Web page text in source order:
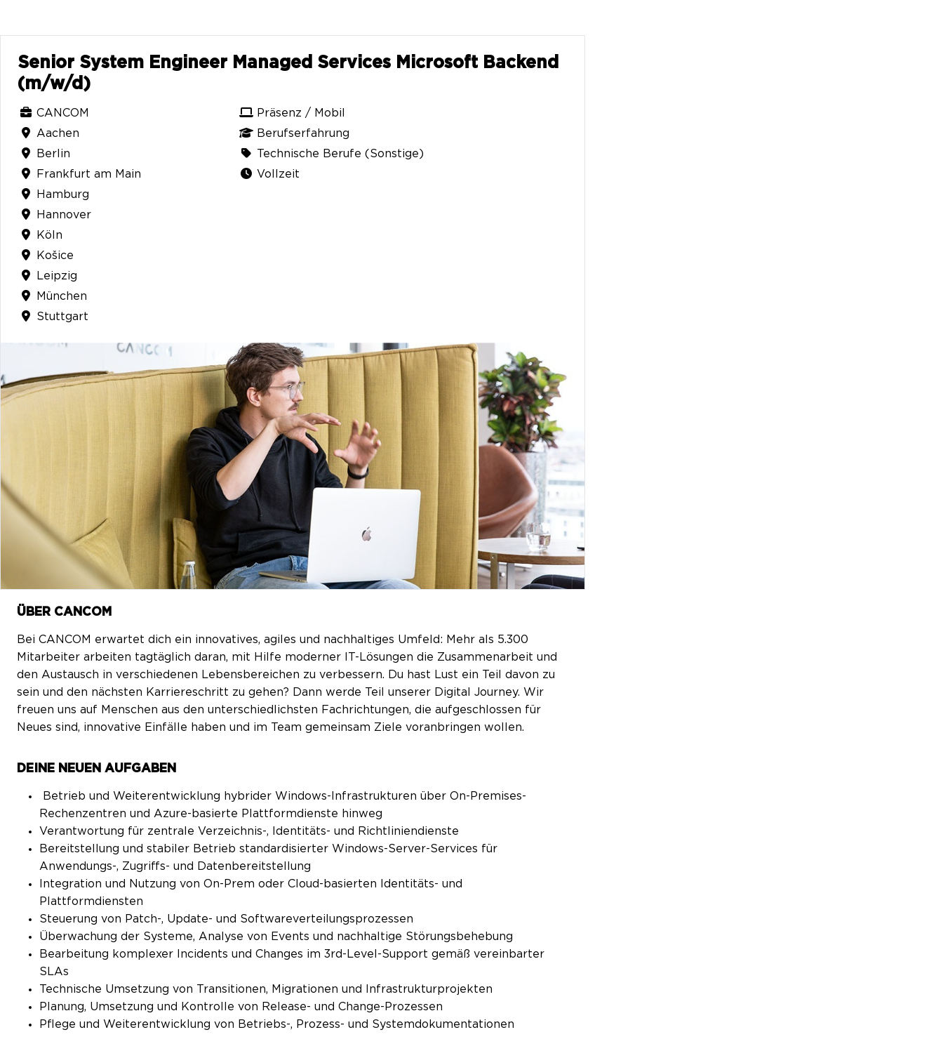
Senior System Engineer Managed Services Microsoft Backend
(m/w/d)
CANCOM
Aachen
Berlin
Frankfurt am Main
Hamburg
Hannover
Köln
Košice
Leipzig
München
Stuttgart
Präsenz / Mobil
Berufserfahrung
Technische Berufe (Sonstige)
Vollzeit
ÜBER CANCOM
Bei CANCOM erwartet dich ein innovatives, agiles und nachhaltiges Umfeld: Mehr als 5.300
Mitarbeiter arbeiten tagtäglich daran, mit Hilfe moderner IT-Lösungen die Zusammenarbeit und
den Austausch in verschiedenen Lebensbereichen zu verbessern. Du hast Lust ein Teil davon zu
sein und den nächsten Karriereschritt zu gehen? Dann werde Teil unserer Digital Journey. Wir
freuen uns auf Menschen aus den unterschiedlichsten Fachrichtungen, die aufgeschlossen für
Neues sind, innovative Einfälle haben und im Team gemeinsam Ziele voranbringen wollen.
DEINE NEUEN AUFGABEN
Betrieb und Weiterentwicklung hybrider Windows-Infrastrukturen über On-Premises-
Rechenzentren und Azure-basierte Plattformdienste hinweg
Verantwortung für zentrale Verzeichnis-, Identitäts- und Richtliniendienste
Bereitstellung und stabiler Betrieb standardisierter Windows-Server-Services für
Anwendungs-, Zugriffs- und Datenbereitstellung
Integration und Nutzung von On-Prem oder Cloud-basierten Identitäts- und
Plattformdiensten
Steuerung von Patch-, Update- und Softwareverteilungsprozessen
Überwachung der Systeme, Analyse von Events und nachhaltige Störungsbehebung
Bearbeitung komplexer Incidents und Changes im 3rd-Level-Support gemäß vereinbarter
SLAs
Technische Umsetzung von Transitionen, Migrationen und Infrastrukturprojekten
Planung, Umsetzung und Kontrolle von Release- und Change-Prozessen
Pflege und Weiterentwicklung von Betriebs-, Prozess- und Systemdokumentationen